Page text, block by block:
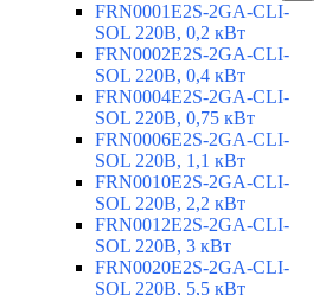
FRN0001E2S-2GA-CLI-
SOL 220В, 0,2 кВт
FRN0002E2S-2GA-CLI-
SOL 220В, 0,4 кВт
FRN0004E2S-2GA-CLI-
SOL 220В, 0,75 кВт
FRN0006E2S-2GA-CLI-
SOL 220В, 1,1 кВт
FRN0010E2S-2GA-CLI-
SOL 220В, 2,2 кВт
FRN0012E2S-2GA-CLI-
SOL 220В, 3 кВт
FRN0020E2S-2GA-CLI-
SOL 220В, 5,5 кВт